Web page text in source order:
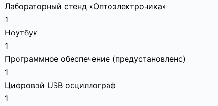
Лабораторный стенд «Оптоэлектроника»
1
Ноутбук
1
Программное обеспечение (предустановлено)
1
Цифровой USB осциллограф
1